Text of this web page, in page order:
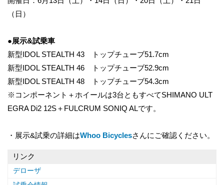
（日）
●展示&試乗車
新型IDOL STEALTH 43 トップチューブ51.7cm
新型IDOL STEALTH 46 トップチューブ52.9cm
新型IDOL STEALTH 48 トップチューブ54.3cm
※コンポーネント＋ホイールは3台ともすべてSHIMANO ULT
EGRA Di2 12S＋FULCRUM SONIQ ALです。
・展示&試乗の詳細はWhoo Bicyclesさんにご確認ください。
リンク
デローザ